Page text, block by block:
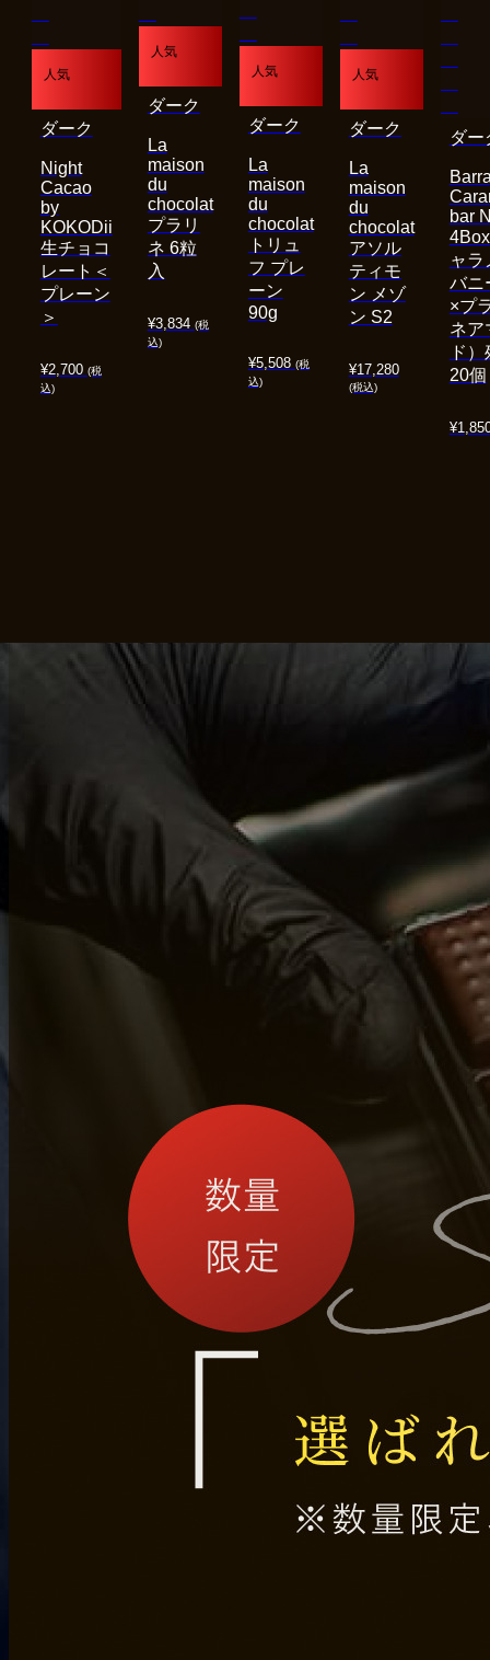
人気
¥2,700 (税
込)
Night
Cacao
by
KOKODii
生チョコ
レート＜
プレーン
＞
ダーク
人気
¥3,834 (税
込)
La
maison
du
chocolat
プラリ
ネ 6粒
入
ダーク
人気
¥5,508 (税
込)
La
maison
du
chocolat
トリュ
フ プレ
ーン
90g
ダーク
人気
¥17,280
(税込)
La
maison
du
chocolat
アソル
ティモ
ン メゾ
ン S2
ダーク
¥
bar
ャラ
バニ
×プ
ネア
ド
20個
ダー